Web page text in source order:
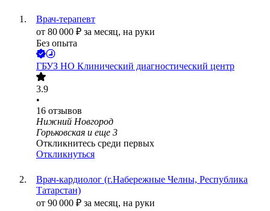
Врач-терапевт
от 80 000 ₽ за месяц, на руки
Без опыта
ГБУЗ НО Клинический диагностический центр
3.9
•
16 отзывов
Нижний Новгород
Горьковская и еще 3
Откликнитесь среди первых
Откликнуться
Врач-кардиолог (г.Набережные Челны, Республика
Татарстан)
от 90 000 ₽ за месяц, на руки